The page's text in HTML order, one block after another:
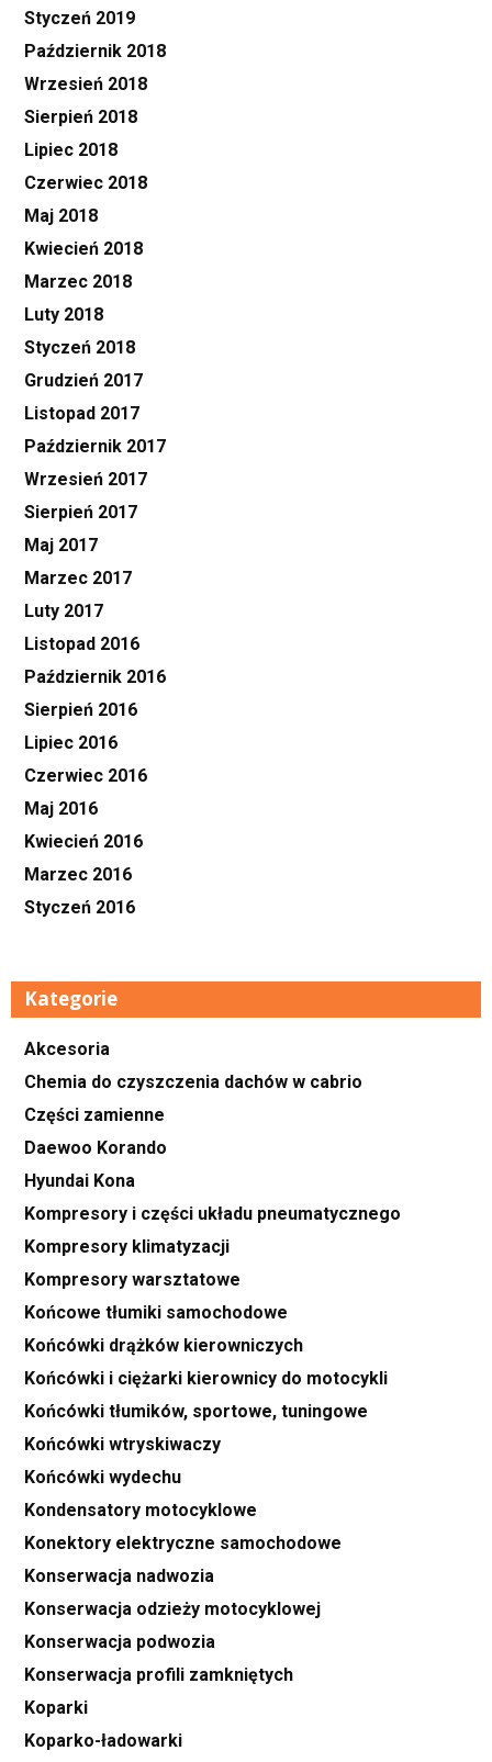
Styczeń 2019
Październik 2018
Wrzesień 2018
Sierpień 2018
Lipiec 2018
Czerwiec 2018
Maj 2018
Kwiecień 2018
Marzec 2018
Luty 2018
Styczeń 2018
Grudzień 2017
Listopad 2017
Październik 2017
Wrzesień 2017
Sierpień 2017
Maj 2017
Marzec 2017
Luty 2017
Listopad 2016
Październik 2016
Sierpień 2016
Lipiec 2016
Czerwiec 2016
Maj 2016
Kwiecień 2016
Marzec 2016
Styczeń 2016
Kategorie
Akcesoria
Chemia do czyszczenia dachów w cabrio
Części zamienne
Daewoo Korando
Hyundai Kona
Kompresory i części układu pneumatycznego
Kompresory klimatyzacji
Kompresory warsztatowe
Końcowe tłumiki samochodowe
Końcówki drążków kierowniczych
Końcówki i ciężarki kierownicy do motocykli
Końcówki tłumików, sportowe, tuningowe
Końcówki wtryskiwaczy
Końcówki wydechu
Kondensatory motocyklowe
Konektory elektryczne samochodowe
Konserwacja nadwozia
Konserwacja odzieży motocyklowej
Konserwacja podwozia
Konserwacja profili zamkniętych
Koparki
Koparko-ładowarki